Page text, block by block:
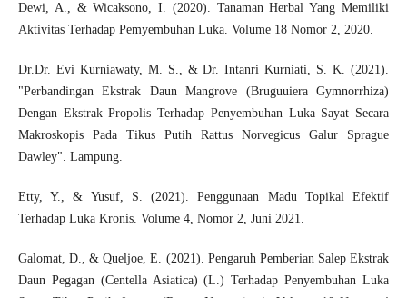
Dewi, A., & Wicaksono, I. (2020). Tanaman Herbal Yang Memiliki
Aktivitas Terhadap Pemyembuhan Luka. Volume 18 Nomor 2, 2020.
Dr.Dr. Evi Kurniawaty, M. S., & Dr. Intanri Kurniati, S. K. (2021).
"Perbandingan Ekstrak Daun Mangrove (Bruguuiera Gymnorrhiza)
Dengan Ekstrak Propolis Terhadap Penyembuhan Luka Sayat Secara
Makroskopis Pada Tikus Putih Rattus Norvegicus Galur Sprague
Dawley". Lampung.
Etty, Y., & Yusuf, S. (2021). Penggunaan Madu Topikal Efektif
Terhadap Luka Kronis. Volume 4, Nomor 2, Juni 2021.
Galomat, D., & Queljoe, E. (2021). Pengaruh Pemberian Salep Ekstrak
Daun Pegagan (Centella Asiatica) (L.) Terhadap Penyembuhan Luka